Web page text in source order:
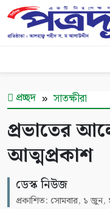
প্রচ্ছদ সাতক্ষীরা
প্রভাতের
আত্মপ্রকাশ
ডেস্ক নিউজ
প্রকাশিত: সোমবার, ১ জুন,